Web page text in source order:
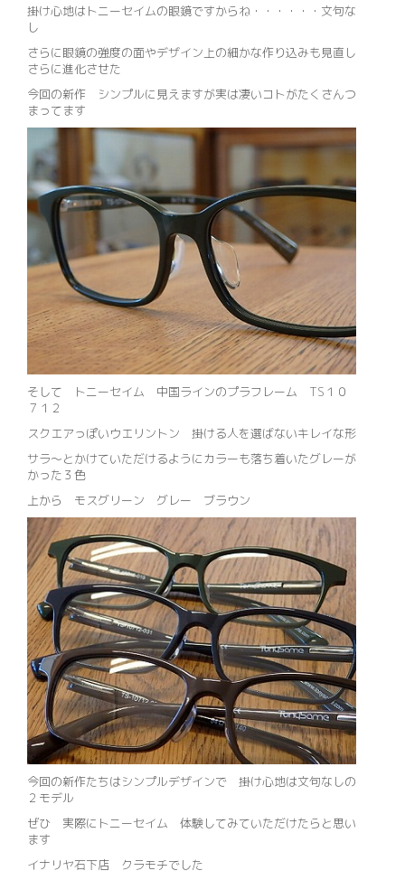
掛け心地はトニーセイムの眼鏡ですからね・・・・・・文句な
し
さらに眼鏡の強度の面やデザイン上の細かな作り込みも見直し
さらに進化させた
今回の新作 シンプルに見えますが実は凄いコトがたくさんつ
まってます
そして トニーセイム 中国ラインのプラフレーム TS１０
７１２
スクエアっぽいウエリントン 掛ける人を選ばないキレイな形
サラ～とかけていただけるようにカラーも落ち着いたグレーが
かった３色
上から モスグリーン グレー ブラウン
今回の新作たちはシンプルデザインで 掛け心地は文句なしの
２モデル
ぜひ 実際にトニーセイム 体験してみていただけたらと思い
ます
イナリヤ石下店 クラモチでした